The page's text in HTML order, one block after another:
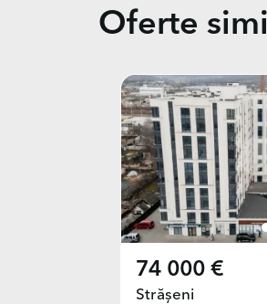
Oferte
74 000 €
Strășeni